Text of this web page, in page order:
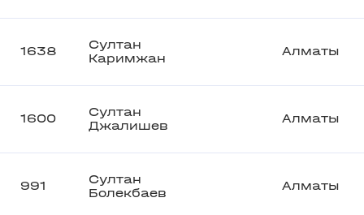
1638
Султан
Каримжан
Алматы
1600
Султан
Джалишев
Алматы
991
Султан
Болекбаев
Алматы